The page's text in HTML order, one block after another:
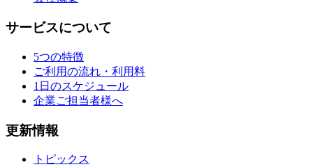
サービスについて
5つの特徴
ご利用の流れ・利用料
1日のスケジュール
企業ご担当者様へ
更新情報
トピックス